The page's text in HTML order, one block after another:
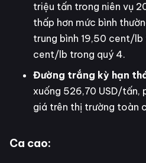
triệu tấn trong niên vụ
thấp hơn mức bình
trung bình 19,50 cent/
cent/lb trong quý 4.
Đường trắng kỳ hạn
xuống 526,70 USD/tấn,
giá trên thị trường toàn
Ca cao: